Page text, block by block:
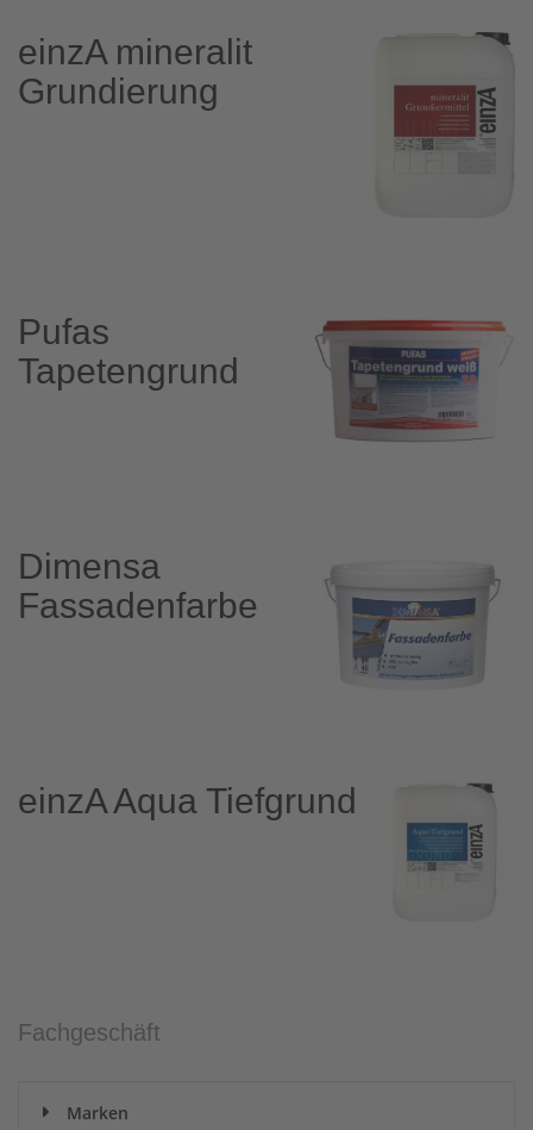
einzA mineralit
Grundierung
Pufas
Tapetengrund
Dimensa
Fassadenfarbe
einzA Aqua Tiefgrund
Fachgeschäft
Marken